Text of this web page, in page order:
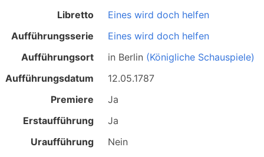
Libretto
Eines wird doch helfen
Aufführungsserie
Eines wird doch helfen
Aufführungsort
in Berlin (Königliche Schauspiele)
Aufführungsdatum
12.05.1787
Premiere
Ja
Erstaufführung
Ja
Uraufführung
Nein